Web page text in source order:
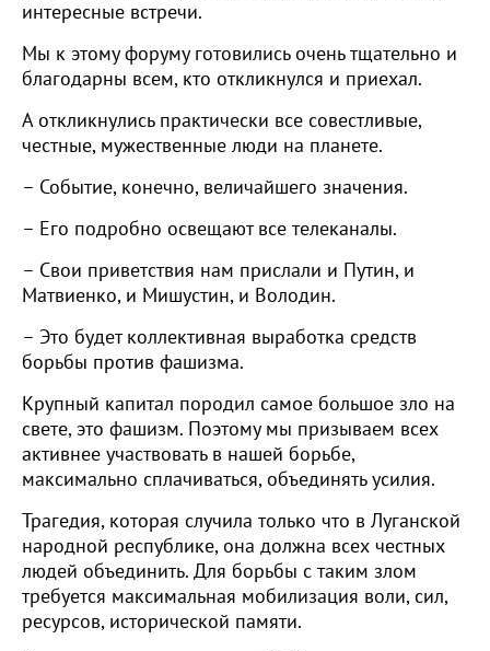
интересные встречи.
Мы к этому форуму готовились очень тщательно и
благодарны всем, кто откликнулся и приехал.
А откликнулись практически все совестливые,
честные, мужественные люди на планете.
– Событие, конечно, величайшего значения.
– Его подробно освещают все телеканалы.
– Свои приветствия нам прислали и Путин, и
Матвиенко, и Мишустин, и Володин.
– Это будет коллективная выработка средств
борьбы против фашизма.
Крупный капитал породил самое большое зло на
свете, это фашизм. Поэтому мы призываем всех
активнее участвовать в нашей борьбе,
максимально сплачиваться, объединять усилия.
Трагедия, которая случила только что в Луганской
народной республике, она должна всех честных
людей объединить. Для борьбы с таким злом
требуется максимальная мобилизация воли, сил,
ресурсов, исторической памяти.